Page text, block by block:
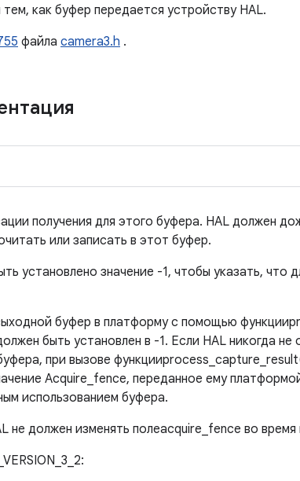
как буфер передается устройству HAL.
файла camera3.h .
получения для этого буфера. HAL должен
или записать в этот буфер.
установлено значение -1, чтобы указать, что
буфер в платформу с помощью
быть установлен в -1. Если HAL никогда
при вызове
Acquire_fence, переданное ему
использованием буфера.
не должен изменять полеacquire_fence во